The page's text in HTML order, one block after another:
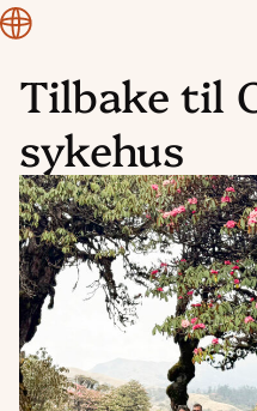
Hopp
innhold
Normisjon
Tilbake til
sykehus